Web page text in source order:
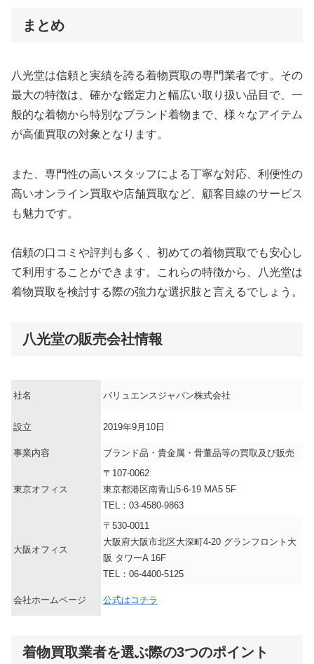
まとめ
八光堂は信頼と実績を誇る着物買取の専門業者です。その
最大の特徴は、確かな鑑定力と幅広い取り扱い品目で、一
般的な着物から特別なブランド着物まで、様々なアイテム
が高価買取の対象となります。
また、専門性の高いスタッフによる丁寧な対応、利便性の
高いオンライン買取や店舗買取など、顧客目線のサービス
も魅力です。
信頼の口コミや評判も多く、初めての着物買取でも安心し
て利用することができます。これらの特徴から、八光堂は
着物買取を検討する際の強力な選択肢と言えるでしょう。
八光堂の販売会社情報
社名 バリュエンスジャパン株式会社
設立 2019年9月10日
事業内容 ブランド品・貴金属・骨董品等の買取及び販売
東京オフィス
〒107-0062
東京都港区南青山5-6-19 MA5 5F
TEL：03-4580-9863
大阪オフィス
〒530-0011
大阪府大阪市北区大深町4-20 グランフロント大
阪 タワーA 16F
TEL：06-4400-5125
会社ホームページ 公式はコチラ
着物買取業者を選ぶ際の3つのポイント